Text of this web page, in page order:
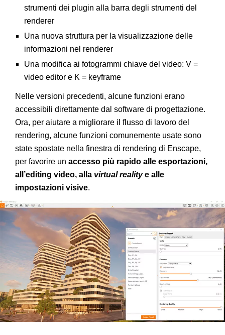
strumenti dei plugin alla barra degli strumenti del
renderer
Una nuova struttura per la visualizzazione delle
informazioni nel renderer
Una modifica ai fotogrammi chiave del video: V =
video editor e K = keyframe
Nelle versioni precedenti, alcune funzioni erano
accessibili direttamente dal software di progettazione.
Ora, per aiutare a migliorare il flusso di lavoro del
rendering, alcune funzioni comunemente usate sono
state spostate nella finestra di rendering di Enscape,
per favorire un accesso più rapido alle esportazioni,
all’editing video, alla virtual realitye alle
impostazioni visive.